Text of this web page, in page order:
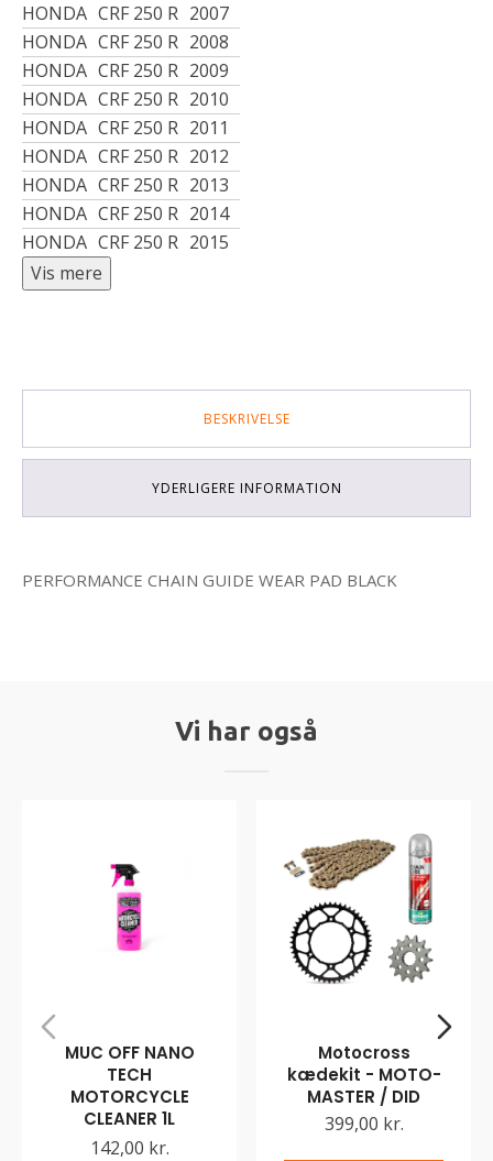
HONDA CRF 250 R 2007
HONDA CRF 250 R 2008
HONDA CRF 250 R 2009
HONDA CRF 250 R 2010
HONDA CRF 250 R 2011
HONDA CRF 250 R 2012
HONDA CRF 250 R 2013
HONDA CRF 250 R 2014
HONDA CRF 250 R 2015
BESKRIVELSE
YDERLIGERE INFORMATION
PERFORMANCE CHAIN GUIDE WEAR PAD BLACK
Vi har også
MUC OFF NANO
TECH
MOTORCYCLE
CLEANER 1L
142,00 kr.
Motocross
kædekit - MOTO-
MASTER / DID
399,00 kr.